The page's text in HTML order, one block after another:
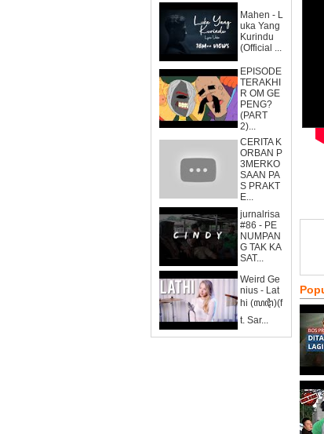
Mahen - L
uka Yang
Kurindu
(Official ...
EPISODE
TERAKHI
R OM GE
PENG?
(PART
2)...
CERITA K
ORBAN P
3MERKO
SAAN PA
S PRAKT
E...
jurnalrisa
#86 - PE
NUMPAN
G TAK KA
SAT...
Weird Ge
nius - Lat
hi (ꦭꦛꦶ)(f
t. Sar...